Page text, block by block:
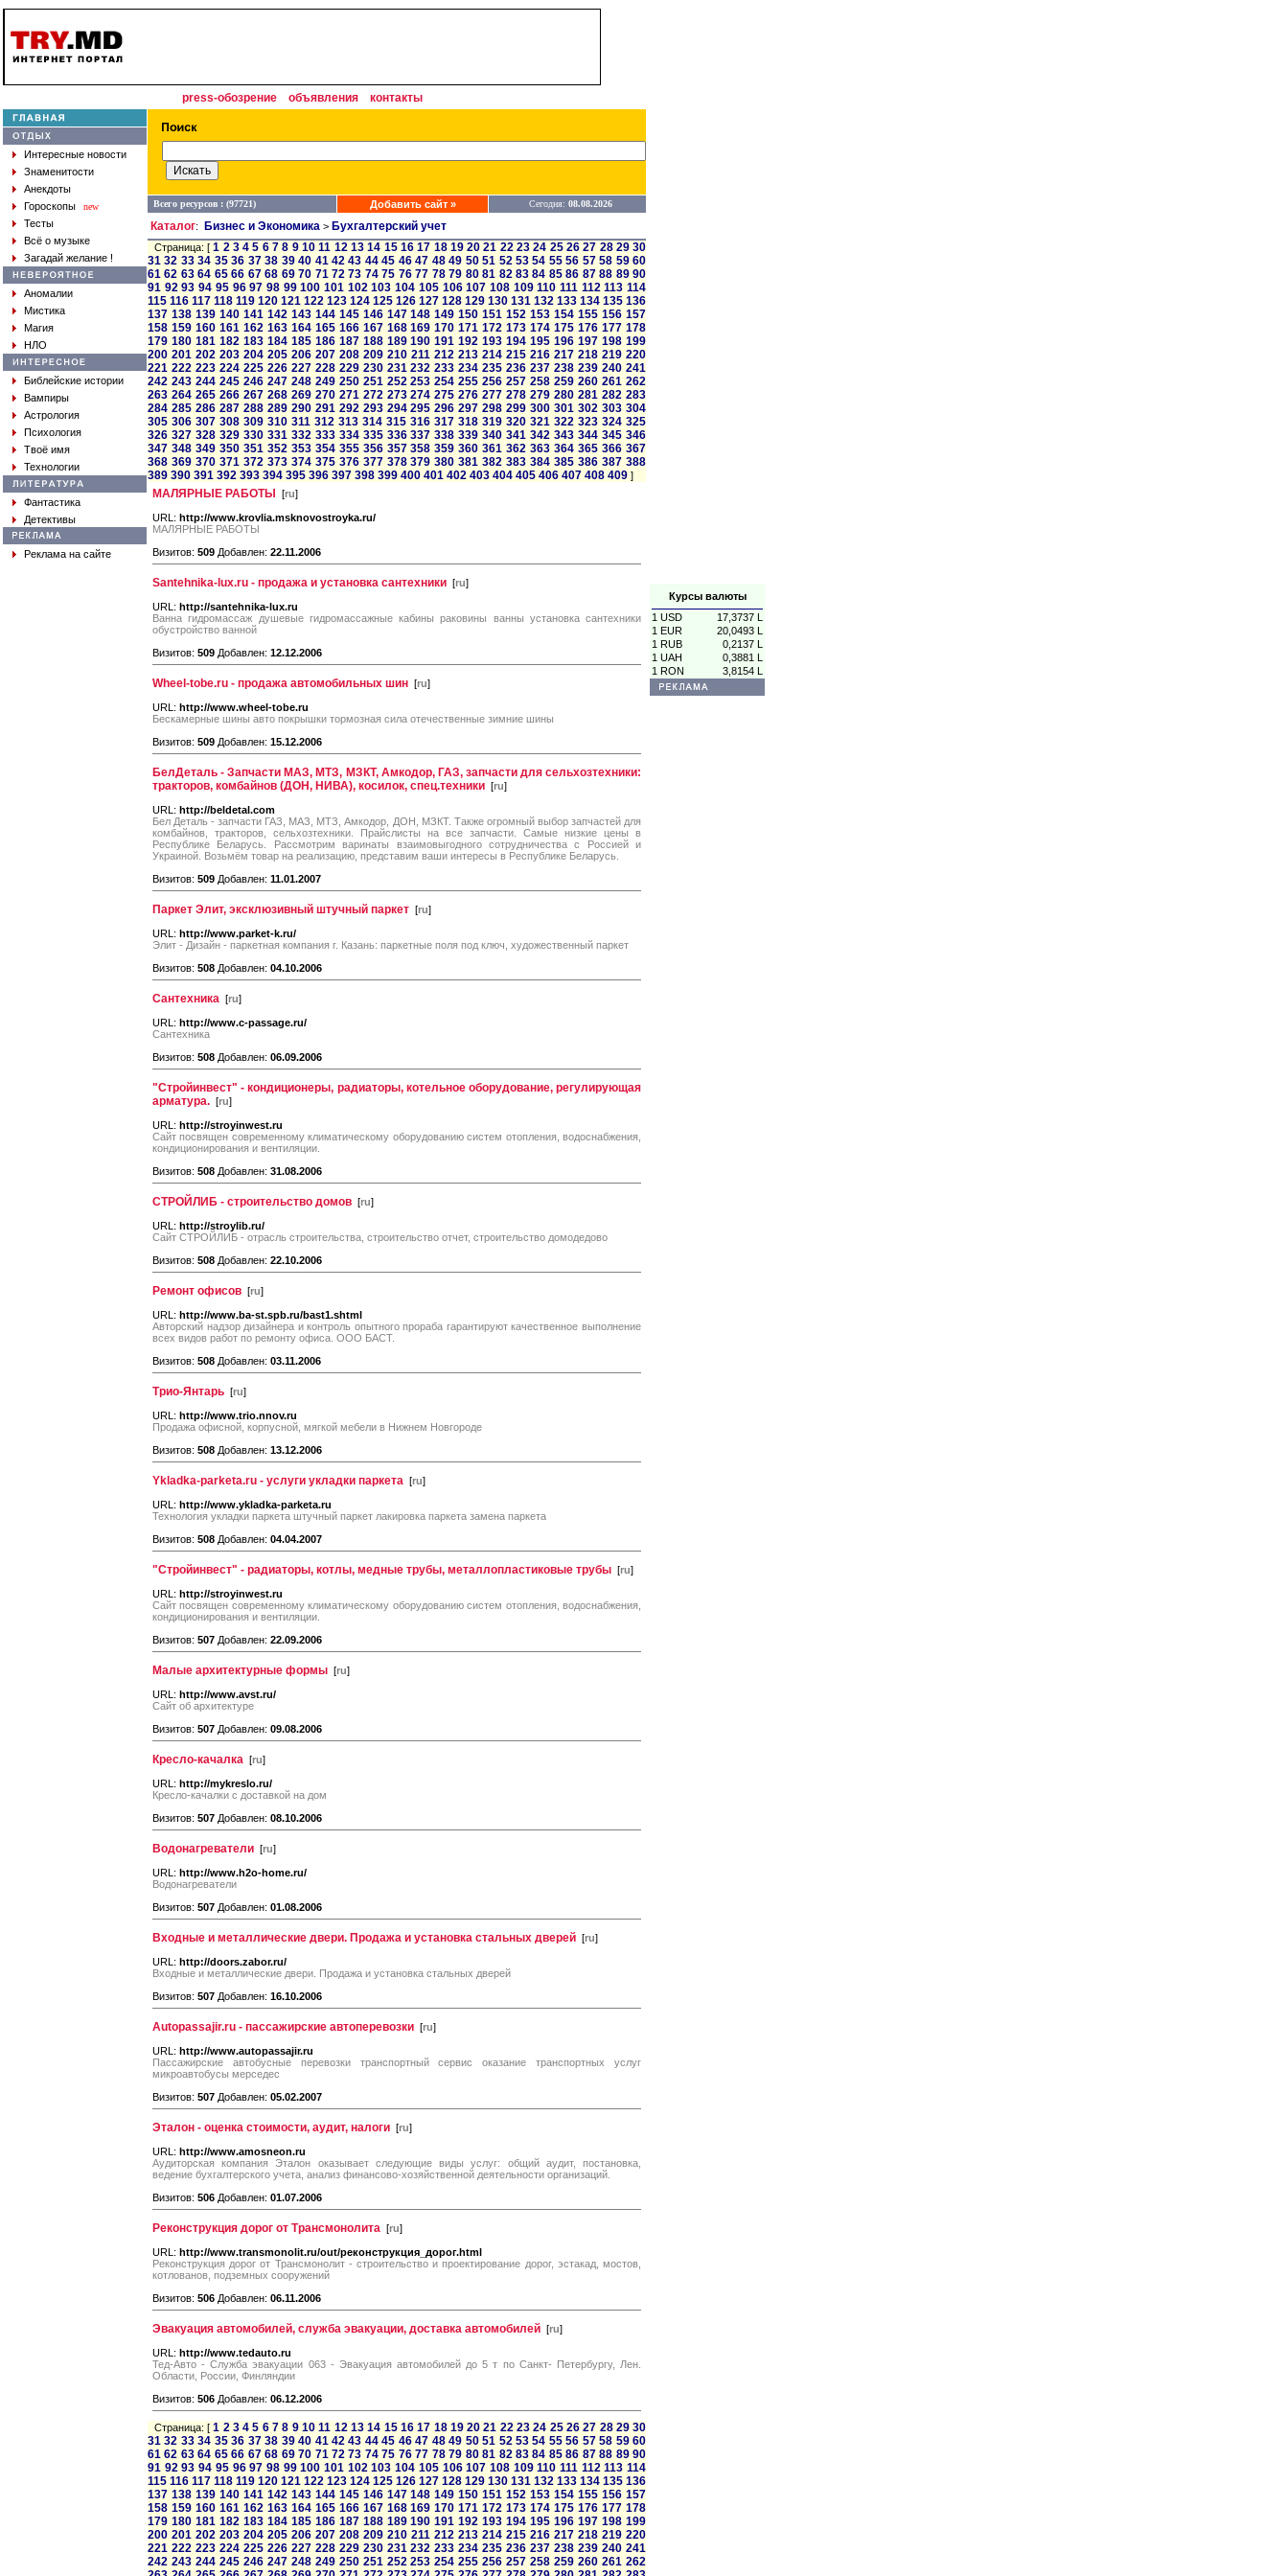
Курсы валюты
1 USD
17,3737 L
1 EUR
20,0493 L
1 RUB
0,2137 L
1 UAH
0,3881 L
1 RON
3,8154 L
press-обозрение объявления контакты
Интересные новости
Знаменитости
Анекдоты
Гороскопы
new
Тесты
Всё о музыке
Загадай желание !
Аномалии
Мистика
Магия
НЛО
Библейские истории
Вампиры
Астрология
Психология
Твоё имя
Технологии
Фантастика
Детективы
Реклама на сайте
Всего ресурсов : (97721) Добавить сайт » Сегодня: 08.08.2026
Каталог: Бизнес и Экономика > Бухгалтерский учет
Страница: [1 2 3 4 5 6 7 8 9 10 11 12 13 14 15 16 17 18 19 20 21 22 23 24 25 26 27 28 29 30
31 32 33 34 35 36 37 38 39 40 41 42 43 44 45 46 47 48 49 50 51 52 53 54 55 56 57 58 59 60
61 62 63 64 65 66 67 68 69 70 71 72 73 74 75 76 77 78 79 80 81 82 83 84 85 86 87 88 89 90
91 92 93 94 95 96 97 98 99 100 101 102 103 104 105 106 107 108 109 110 111 112 113 114
115 116 117 118 119 120 121 122 123 124 125 126 127 128 129 130 131 132 133 134 135 136
137 138 139 140 141 142 143 144 145 146 147 148 149 150 151 152 153 154 155 156 157
158 159 160 161 162 163 164 165 166 167 168 169 170 171 172 173 174 175 176 177 178
179 180 181 182 183 184 185 186 187 188 189 190 191 192 193 194 195 196 197 198 199
200 201 202 203 204 205 206 207 208 209 210 211 212 213 214 215 216 217 218 219 220
221 222 223 224 225 226 227 228 229 230 231 232 233 234 235 236 237 238 239 240 241
242 243 244 245 246 247 248 249 250 251 252 253 254 255 256 257 258 259 260 261 262
263 264 265 266 267 268 269 270 271 272 273 274 275 276 277 278 279 280 281 282 283
284 285 286 287 288 289 290 291 292 293 294 295 296 297 298 299 300 301 302 303 304
305 306 307 308 309 310 311 312 313 314 315 316 317 318 319 320 321 322 323 324 325
326 327 328 329 330 331 332 333 334 335 336 337 338 339 340 341 342 343 344 345 346
347 348 349 350 351 352 353 354 355 356 357 358 359 360 361 362 363 364 365 366 367
368 369 370 371 372 373 374 375 376 377 378 379 380 381 382 383 384 385 386 387 388
389 390 391 392 393 394 395 396 397 398 399 400 401 402 403 404 405 406 407 408 409 ]
МАЛЯРНЫЕ РАБОТЫ [ru]
URL: http://www.krovlia.msknovostroyka.ru/
МАЛЯРНЫЕ РАБОТЫ
Визитов: 509 Добавлен: 22.11.2006
Santehnika-lux.ru - продажа и установка сантехники [ru]
URL: http://santehnika-lux.ru
Ванна гидромассаж душевые гидромассажные кабины раковины ванны установка сантехники
обустройство ванной
Визитов: 509 Добавлен: 12.12.2006
Wheel-tobe.ru - продажа автомобильных шин [ru]
URL: http://www.wheel-tobe.ru
Бескамерные шины авто покрышки тормозная сила отечественные зимние шины
Визитов: 509 Добавлен: 15.12.2006
БелДеталь - Запчасти МАЗ, МТЗ, МЗКТ, Амкодор, ГАЗ, запчасти для сельхозтехники:
тракторов, комбайнов (ДОН, НИВА), косилок, спец.техники [ru]
URL: http://beldetal.com
Бел Деталь - запчасти ГАЗ, МАЗ, МТЗ, Амкодор, ДОН, МЗКТ. Также огромный выбор запчастей для
комбайнов, тракторов, сельхозтехники. Прайслисты на все запчасти. Самые низкие цены в
Республике Беларусь. Рассмотрим варинаты взаимовыгодного сотрудничества с Россией и
Украиной. Возьмём товар на реализацию, представим ваши интересы в Республике Беларусь.
Визитов: 509 Добавлен: 11.01.2007
Паркет Элит, эксклюзивный штучный паркет [ru]
URL: http://www.parket-k.ru/
Элит - Дизайн - паркетная компания г. Казань: паркетные поля под ключ, художественный паркет
Визитов: 508 Добавлен: 04.10.2006
Сантехника [ru]
URL: http://www.c-passage.ru/
Сантехника
Визитов: 508 Добавлен: 06.09.2006
"Стройинвест" - кондиционеры, радиаторы, котельное оборудование, регулирующая
арматура. [ru]
URL: http://stroyinwest.ru
Cайт посвящен современному климатическому оборудованию систем отопления, водоснабжения,
кондиционирования и вентиляции.
Визитов: 508 Добавлен: 31.08.2006
СТРОЙЛИБ - строительство домов [ru]
URL: http://stroylib.ru/
Сайт СТРОЙЛИБ - отрасль строительства, строительство отчет, строительство домодедово
Визитов: 508 Добавлен: 22.10.2006
Ремонт офисов [ru]
URL: http://www.ba-st.spb.ru/bast1.shtml
Авторский надзор дизайнера и контроль опытного прораба гарантируют качественное выполнение
всех видов работ по ремонту офиса. ООО БАСТ.
Визитов: 508 Добавлен: 03.11.2006
Трио-Янтарь [ru]
URL: http://www.trio.nnov.ru
Продажа офисной, корпусной, мягкой мебели в Нижнем Новгороде
Визитов: 508 Добавлен: 13.12.2006
Ykladka-parketa.ru - услуги укладки паркета [ru]
URL: http://www.ykladka-parketa.ru
Технология укладки паркета штучный паркет лакировка паркета замена паркета
Визитов: 508 Добавлен: 04.04.2007
"Стройинвест" - радиаторы, котлы, медные трубы, металлопластиковые трубы [ru]
URL: http://stroyinwest.ru
Cайт посвящен современному климатическому оборудованию систем отопления, водоснабжения,
кондиционирования и вентиляции.
Визитов: 507 Добавлен: 22.09.2006
Малые архитектурные формы [ru]
URL: http://www.avst.ru/
Сайт об архитектуре
Визитов: 507 Добавлен: 09.08.2006
Кресло-качалка [ru]
URL: http://mykreslo.ru/
Кресло-качалки с доставкой на дом
Визитов: 507 Добавлен: 08.10.2006
Водонагреватели [ru]
URL: http://www.h2o-home.ru/
Водонагреватели
Визитов: 507 Добавлен: 01.08.2006
Входные и металлические двери. Продажа и установка стальных дверей [ru]
URL: http://doors.zabor.ru/
Входные и металлические двери. Продажа и установка стальных дверей
Визитов: 507 Добавлен: 16.10.2006
Autopassajir.ru - пассажирские автоперевозки [ru]
URL: http://www.autopassajir.ru
Пассажирские автобусные перевозки транспортный сервис оказание транспортных услуг
микроавтобусы мерседес
Визитов: 507 Добавлен: 05.02.2007
Эталон - оценка стоимости, аудит, налоги [ru]
URL: http://www.amosneon.ru
Аудиторская компания Эталон оказывает следующие виды услуг: общий аудит, постановка,
ведение бухгалтерского учета, анализ финансово-хозяйственной деятельности организаций.
Визитов: 506 Добавлен: 01.07.2006
Реконструкция дорог от Трансмонолита [ru]
URL: http://www.transmonolit.ru/out/реконструкция_дорог.html
Реконструкция дорог от Трансмонолит - строительство и проектирование дорог, эстакад, мостов,
котлованов, подземных сооружений
Визитов: 506 Добавлен: 06.11.2006
Эвакуация автомобилей, служба эвакуации, доставка автомобилей [ru]
URL: http://www.tedauto.ru
Тед-Авто - Служба эвакуации 063 - Эвакуация автомобилей до 5 т по Санкт- Петербургу, Лен.
Области, России, Финляндии
Визитов: 506 Добавлен: 06.12.2006
Страница: [1 2 3 4 5 6 7 8 9 10 11 12 13 14 15 16 17 18 19 20 21 22 23 24 25 26 27 28 29 30
31 32 33 34 35 36 37 38 39 40 41 42 43 44 45 46 47 48 49 50 51 52 53 54 55 56 57 58 59 60
61 62 63 64 65 66 67 68 69 70 71 72 73 74 75 76 77 78 79 80 81 82 83 84 85 86 87 88 89 90
91 92 93 94 95 96 97 98 99 100 101 102 103 104 105 106 107 108 109 110 111 112 113 114
115 116 117 118 119 120 121 122 123 124 125 126 127 128 129 130 131 132 133 134 135 136
137 138 139 140 141 142 143 144 145 146 147 148 149 150 151 152 153 154 155 156 157
158 159 160 161 162 163 164 165 166 167 168 169 170 171 172 173 174 175 176 177 178
179 180 181 182 183 184 185 186 187 188 189 190 191 192 193 194 195 196 197 198 199
200 201 202 203 204 205 206 207 208 209 210 211 212 213 214 215 216 217 218 219 220
221 222 223 224 225 226 227 228 229 230 231 232 233 234 235 236 237 238 239 240 241
242 243 244 245 246 247 248 249 250 251 252 253 254 255 256 257 258 259 260 261 262